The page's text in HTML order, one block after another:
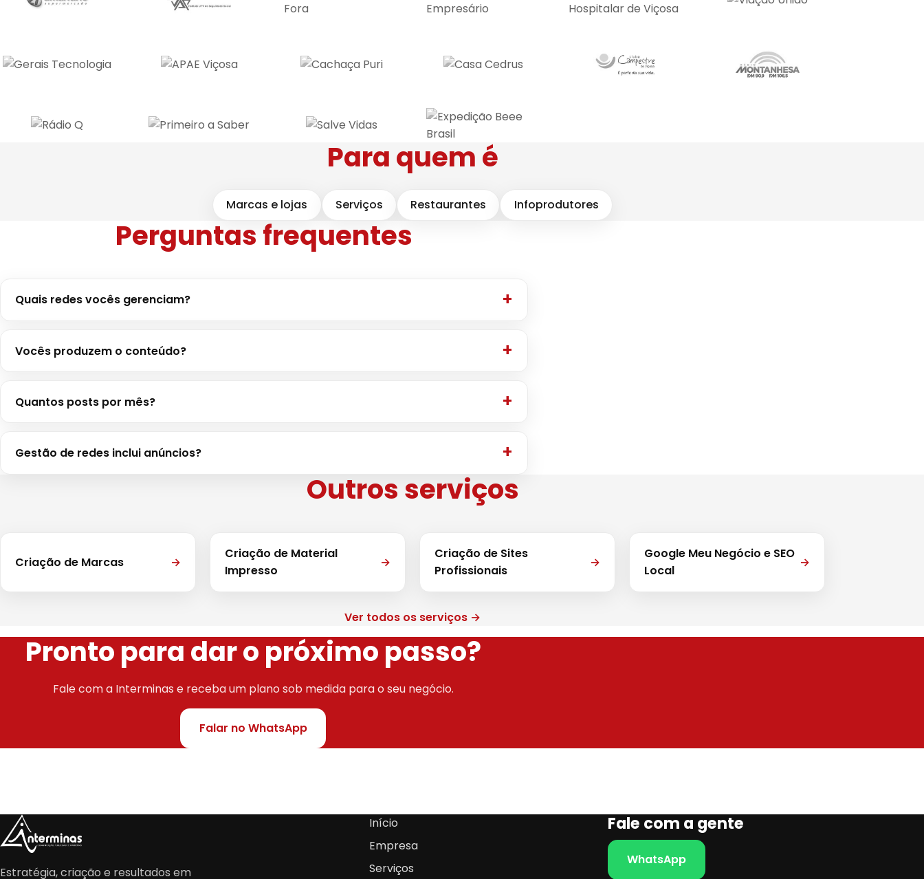
Para quem é
Marcas e lojas Serviços Restaurantes Infoprodutores
Perguntas frequentes
Quais redes vocês gerenciam?
Vocês produzem o conteúdo?
Quantos posts por mês?
Gestão de redes inclui anúncios?
Outros serviços
Criação de Marcas →
Criação de Material
Impresso
→
Criação de Sites
Profissionais
→
Google Meu Negócio e SEO
Local
→
Ver todos os serviços →
Pronto para dar o próximo passo?
Fale com a Interminas e receba um plano sob medida para o seu negócio.
Falar no WhatsApp
Estratégia, criação e resultados em
Início
Empresa
Serviços
Fale com a gente
WhatsApp